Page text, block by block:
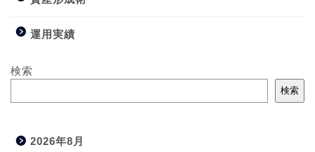
運用実績
検索
検索
2026年8月